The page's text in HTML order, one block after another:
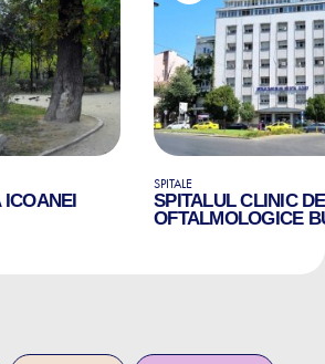
ICOANEI
SPITALE
SPITALUL CLINIC
OFTALMOLOGICE